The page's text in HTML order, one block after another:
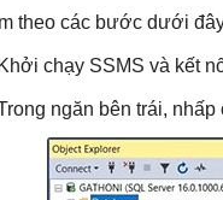
theo các bước dưới
chạy SSMS và kết
ngăn bên trái,